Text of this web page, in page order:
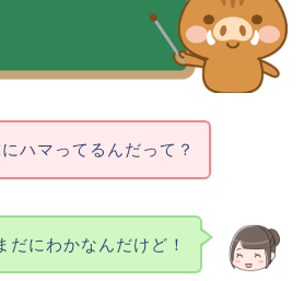
ハマってるんだって？
だにわかなんだけど！